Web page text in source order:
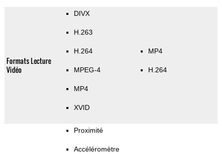
Formats Lecture
Vidéo
DIVX
H.263
H.264
MPEG-4
MP4
XVID
MP4
H.264
Proximité
Accéléromètre